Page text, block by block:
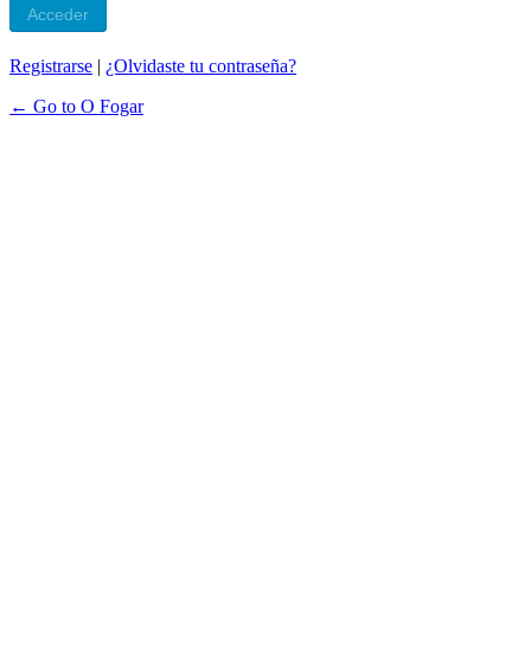
Registrarse | ¿Olvidaste tu contraseña?
← Go to O Fogar